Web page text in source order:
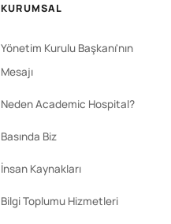
KURUMSAL
Yönetim Kurulu Başkanı'nın
Mesajı
Neden Academic Hospital?
Basında Biz
İnsan Kaynakları
Bilgi Toplumu Hizmetleri